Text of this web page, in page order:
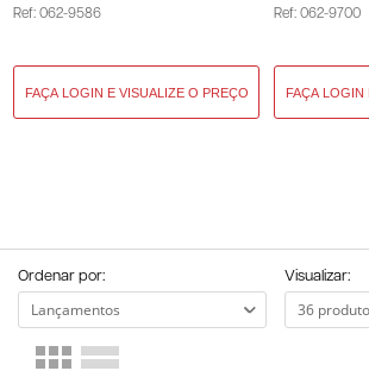
Ref: 062-9586 Ref: 062-9700
Ordenar por: Visualizar: